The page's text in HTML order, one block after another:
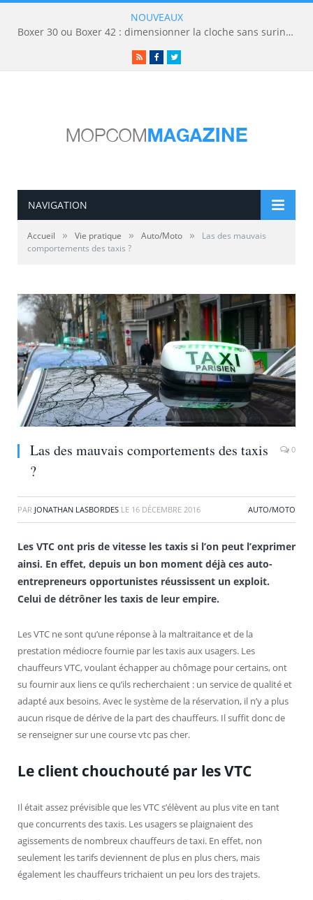
NOUVEAUX
Boxer 30 ou Boxer 42 : dimensionner la cloche sans surinvestir
RSSFacebookTwitter
NAVIGATION
Accueil » Vie pratique » Auto/Moto »
Las des mauvais
comportements des taxis ?
Las des mauvais comportements des taxis
?
0
PAR JONATHAN LASBORDES LE 16 DÉCEMBRE 2016 AUTO/MOTO
Les VTC ont pris de vitesse les taxis si l’on peut l’exprimer
ainsi. En effet, depuis un bon moment déjà ces auto-
entrepreneurs opportunistes réussissent un exploit.
Celui de détrôner les taxis de leur empire.
Les VTC ne sont qu’une réponse à la maltraitance et de la
prestation médiocre fournie par les taxis aux usagers. Les
chauffeurs VTC, voulant échapper au chômage pour certains, ont
su fournir aux liens ce qu’ils recherchaient : un service de qualité et
adapté aux besoins. Avec le système de la réservation, il n’y a plus
aucun risque de dérive de la part des chauffeurs. Il suffit donc de
se renseigner sur une course vtc pas cher.
Le client chouchouté par les VTC
Il était assez prévisible que les VTC s’élèvent au plus vite en tant
que concurrents des taxis. Les usagers se plaignaient des
agissements de nombreux chauffeurs de taxi. En effet, non
seulement les tarifs deviennent de plus en plus chers, mais
également les chauffeurs trichaient un peu lors des trajets.